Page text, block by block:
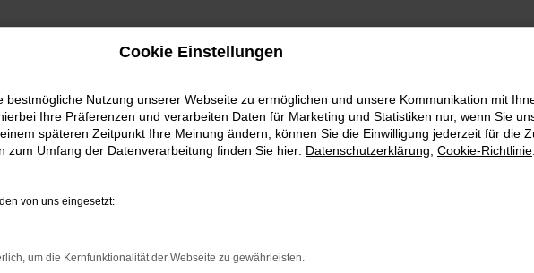
Cookie Einstellungen
bestmögliche Nutzung unserer Webseite zu ermöglichen und unsere Kommunikation mit
Ihre Präferenzen und verarbeiten Daten für Marketing und Statistiken nur, wenn Sie
späteren Zeitpunkt Ihre Meinung ändern, können Sie die Einwilligung jederzeit für die
zum Umfang der Datenverarbeitung finden Sie hier: Datenschutzerklärung Cookie-Richtlinie
von uns eingesetzt:
um die Kernfunktionalität der Webseite zu gewährleisten.